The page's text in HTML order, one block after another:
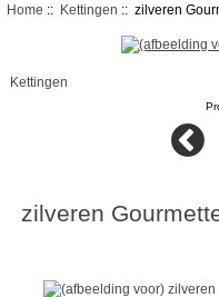
Home :: Kettingen
Kettingen
zilveren Gourmette